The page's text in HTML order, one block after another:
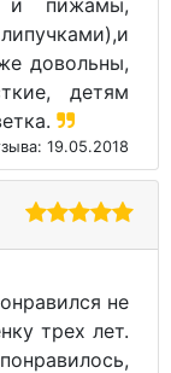
довольны,
детям
19.05.2018
не
трех лет.